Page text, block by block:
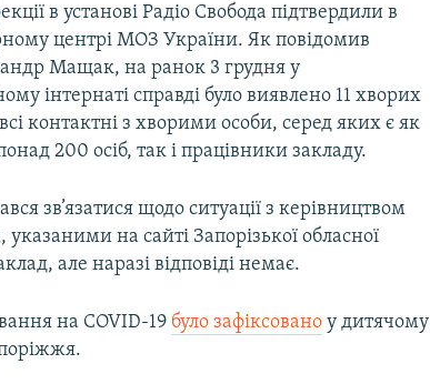
в установі Радіо Свобода підтвердили в
центрі МОЗ України. Як повідомив
Мащак, на ранок 3 грудня у
інтернаті справді було виявлено 11 хворих
контактні з хворими особи, серед яких є як
200 осіб, так і працівники закладу.
зв’язатися щодо ситуації з керівництвом
на сайті Запорізької обласної
але наразі відповіді немає.
на COVID-19 було зафіксовано у дитячому